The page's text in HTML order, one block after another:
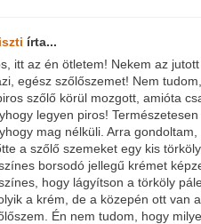
írta...
itt az én ötletem! Nekem az
egész szőlőszemet! Nem
szőlő körül mozgott, amióta
legyen piros!
mag nélküli. Arra
a szőlő szemeket egy kis
borsodó jellegű krémet
hogy lágyítson a törköly
a krém, de a közepén ott van
Én nem tudom, hogy